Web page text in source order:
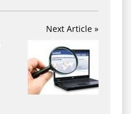
Next Article »